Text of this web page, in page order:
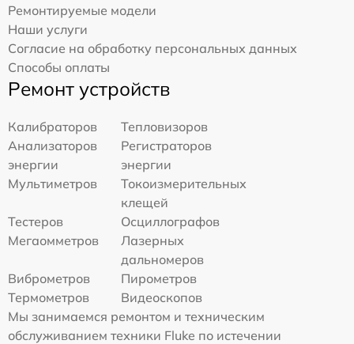
Ремонтируемые модели
Наши услуги
Согласие на обработку персональных данных
Способы оплаты
Ремонт устройств
Калибраторов
Тепловизоров
Анализаторов
энергии
Регистраторов
энергии
Мультиметров
Токоизмерительных
клещей
Тестеров
Осциллографов
Мегаомметров
Лазерных
дальномеров
Виброметров
Пирометров
Термометров
Видеоскопов
Мы занимаемся ремонтом и техническим
обслуживанием техники Fluke по истечении